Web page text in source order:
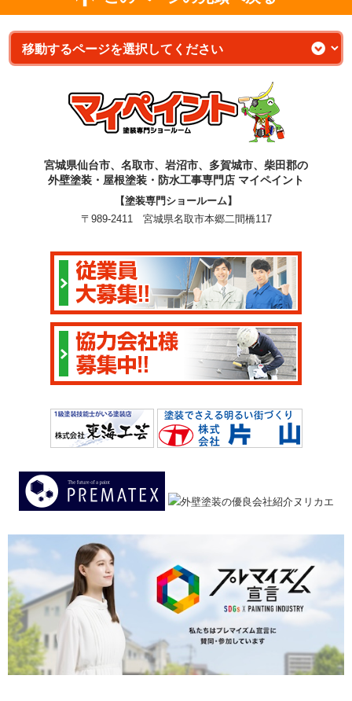
宮城県仙台市、名取市、岩沼市、多賀城市、柴田郡の
外壁塗装・屋根塗装・防水工事専門店 マイペイント
【塗装専門ショールーム】
〒989-2411 宮城県名取市本郷二間橋117